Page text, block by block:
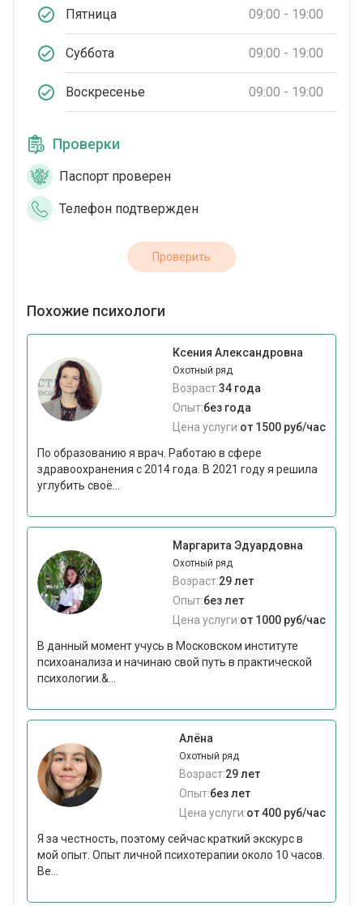
Пятница 09:00 - 19:00
Суббота 09:00 - 19:00
Воскресенье 09:00 - 19:00
Проверки
Паспорт проверен
Телефон подтвержден
Проверить
Похожие психологи
Ксения Александровна
Охотный ряд
Возраст:34 года
Опыт:без года
Цена услуги:от 1500 руб/час
По образованию я врач. Работаю в сфере
здравоохранения с 2014 года. В 2021 году я решила
углубить своё...
Маргарита Эдуардовна
Охотный ряд
Возраст:29 лет
Опыт:без лет
Цена услуги:от 1000 руб/час
В данный момент учусь в Московском институте
психоанализа и начинаю свой путь в практической
психологии.&...
Алёна
Охотный ряд
Возраст:29 лет
Опыт:без лет
Цена услуги:от 400 руб/час
Я за честность, поэтому сейчас краткий экскурс в
мой опыт. Опыт личной психотерапии около 10 часов.
Ве...